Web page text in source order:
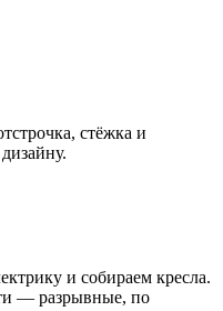
стёжка и
и собираем кресла.
— разрывные, по